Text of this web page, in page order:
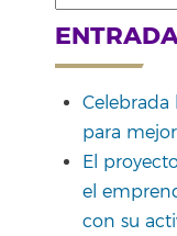
for:
Celebrada
para
El
el
con su